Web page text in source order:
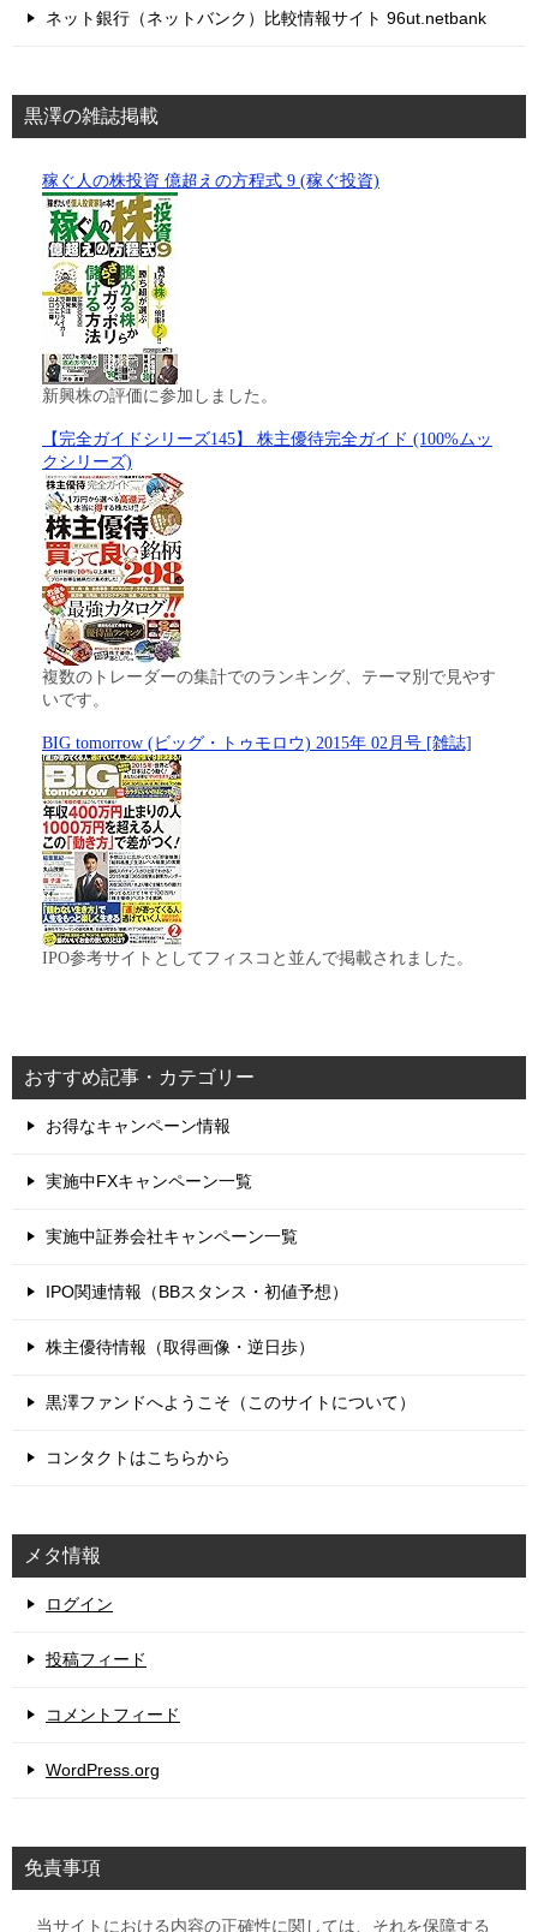
ネット銀行（ネットバンク）比較情報サイト 96ut.netbank
黒澤の雑誌掲載
稼ぐ人の株投資 億超えの方程式 9 (稼ぐ投資)
新興株の評価に参加しました。
【完全ガイドシリーズ145】 株主優待完全ガイド (100%ムッ
クシリーズ)
複数のトレーダーの集計でのランキング、テーマ別で見やす
いです。
BIG tomorrow (ビッグ・トゥモロウ) 2015年 02月号 [雑誌]
IPO参考サイトとしてフィスコと並んで掲載されました。
おすすめ記事・カテゴリー
お得なキャンペーン情報
実施中FXキャンペーン一覧
実施中証券会社キャンペーン一覧
IPO関連情報（BBスタンス・初値予想）
株主優待情報（取得画像・逆日歩）
黒澤ファンドへようこそ（このサイトについて）
コンタクトはこちらから
メタ情報
ログイン
投稿フィード
コメントフィード
WordPress.org
免責事項
当サイトにおける内容の正確性に関しては、それを保障する